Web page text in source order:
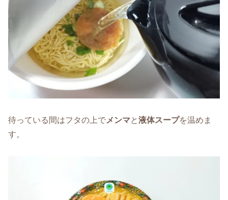
待っている間はフタの上でメンマと液体スープを温めま
す。